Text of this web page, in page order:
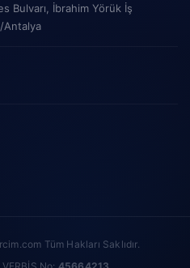
Bulvarı, İbrahim Yörük İş
Antalya
Tüm Hakları Saklıdır.